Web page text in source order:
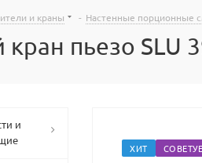
и краны - Настенные порционные
пьезо SLU
ХИТ
и